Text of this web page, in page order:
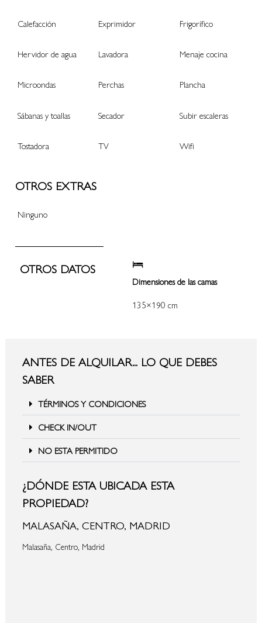
Calefacción Exprimidor Frigorífico
Hervidor de agua Lavadora Menaje cocina
Microondas Perchas Plancha
Sábanas y toallas Secador Subir escaleras
Tostadora TV Wifi
OTROS EXTRAS
Ninguno
OTROS DATOS
Dimensiones de las camas
135×190 cm
ANTES DE ALQUILAR... LO QUE DEBES
SABER
TÉRMINOS Y CONDICIONES
CHECK IN/OUT
NO ESTA PERMITIDO
¿DÓNDE ESTA UBICADA ESTA
PROPIEDAD?
MALASAÑA, CENTRO, MADRID
Malasaña, Centro, Madrid